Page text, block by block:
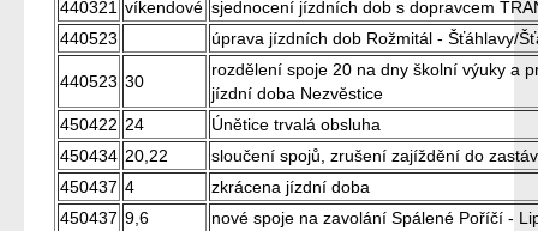
440321 víkendové sjednocení jízdních dob s dopravcem
440523
úprava jízdních dob Rožmitál - Šťáhlavy/
440523 30
rozdělení spoje 20 na dny školní výuky a
jízdní doba Nezvěstice
450422 24
Únětice trvalá obsluha
450434 20,22
sloučení spojů, zrušení zajíždění do
450437 4
zkrácena jízdní doba
450437 9,6
nové spoje na zavolání Spálené Poříčí -